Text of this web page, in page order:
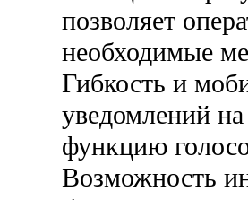
позволяет
необходимые
Гибкость и
уведомлений
функцию
Возможность